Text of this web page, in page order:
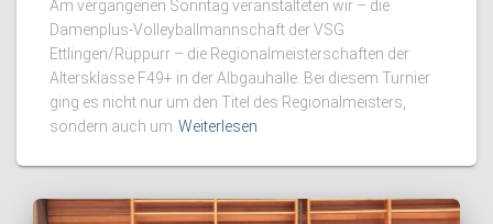
Am vergangenen Sonntag veranstalteten wir – die
Damenplus-Volleyballmannschaft der VSG
Ettlingen/Rüppurr – die Regionalmeisterschaften der
Altersklasse F49+ in der Albgauhalle. Bei diesem Turnier
ging es nicht nur um den Titel des Regionalmeisters,
sondern auch um Weiterlesen